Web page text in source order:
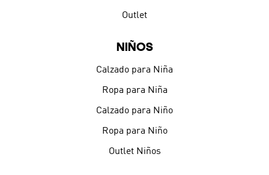
Outlet
NIÑOS
Calzado para Niña
Ropa para Niña
Calzado para Niño
Ropa para Niño
Outlet Niños